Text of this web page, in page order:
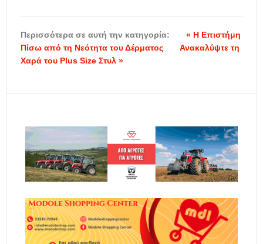
Περισσότερα σε αυτή την κατηγορία:
« Η Επιστήμη
Πίσω από τη Νεότητα του Δέρματος
Ανακαλύψτε τη
Χαρά του Plus Size Στυλ »